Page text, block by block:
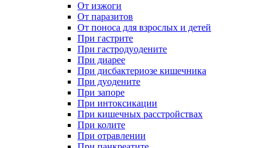
От изжоги
От паразитов
От поноса для взрослых и детей
При гастрите
При гастродуодените
При диарее
При дисбактериозе кишечника
При дуодените
При запоре
При интоксикации
При кишечных расстройствах
При колите
При отравлении